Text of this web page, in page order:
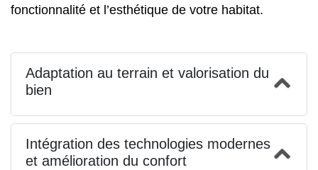
fonctionnalité et l’esthétique de votre habitat.
Adaptation au terrain et valorisation du
bien
Intégration des technologies modernes
et amélioration du confort